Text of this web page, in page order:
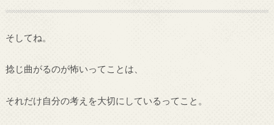
そしてね。
捻じ曲がるのが怖いってことは、
それだけ自分の考えを大切にしているってこと。